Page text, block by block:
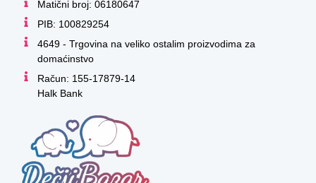
Matični broj: 06180647
PIB: 100829254
4649 - Trgovina na veliko ostalim proizvodima za
domaćinstvo
Račun: 155-17879-14
Halk Bank